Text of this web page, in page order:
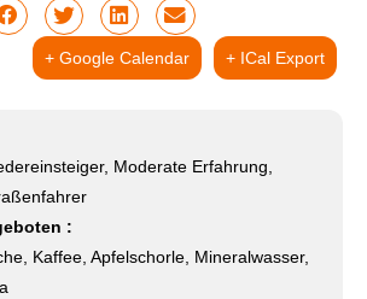
+ Google Calendar + ICal Export
Moderate Erfahrung,
:
Kaffee, Apfelschorle, Mineralwasser,